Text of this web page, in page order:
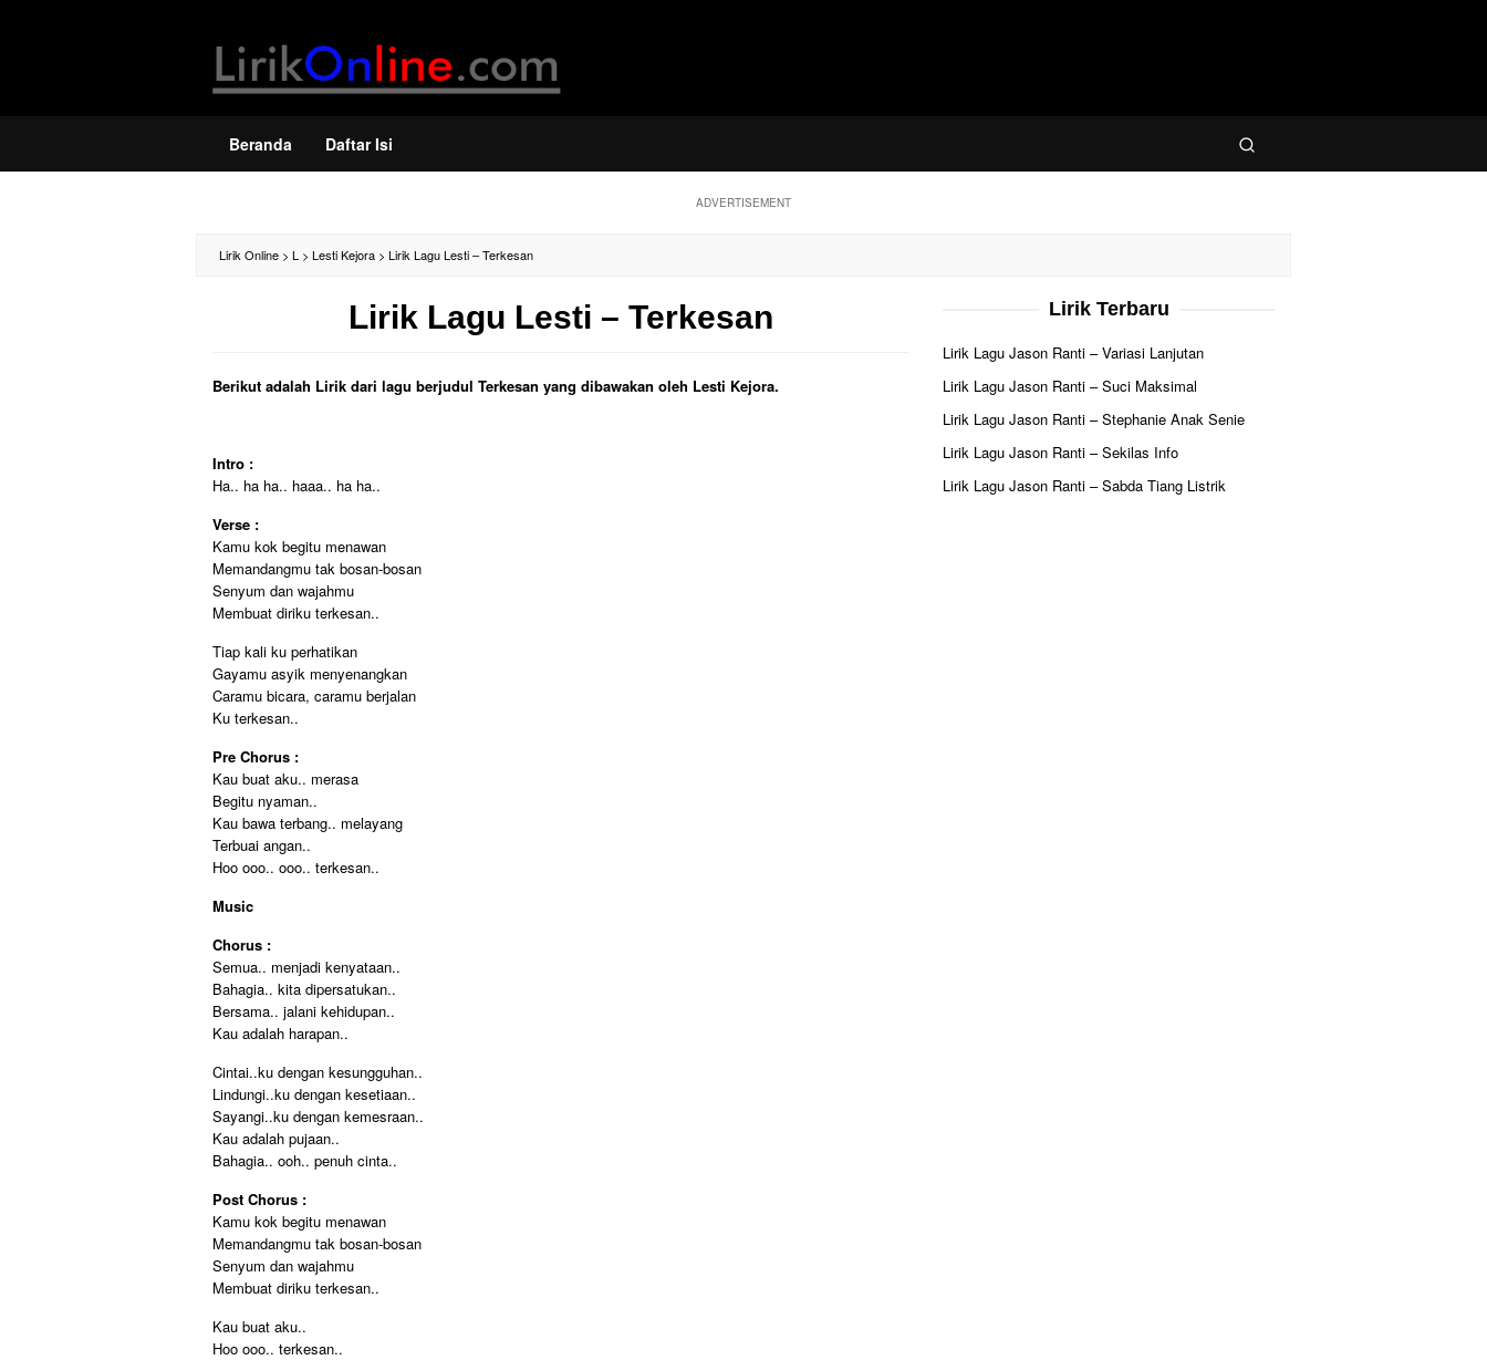
Beranda Daftar Isi
ADVERTISEMENT
Lirik Online > L > Lesti Kejora > Lirik Lagu Lesti – Terkesan
Lirik Lagu Lesti – Terkesan
Berikut adalah Lirik dari lagu berjudul Terkesan yang dibawakan oleh Lesti Kejora.
Intro :
Ha.. ha ha.. haaa.. ha ha..
Verse :
Kamu kok begitu menawan
Memandangmu tak bosan-bosan
Senyum dan wajahmu
Membuat diriku terkesan..
Tiap kali ku perhatikan
Gayamu asyik menyenangkan
Caramu bicara, caramu berjalan
Ku terkesan..
Pre Chorus :
Kau buat aku.. merasa
Begitu nyaman..
Kau bawa terbang.. melayang
Terbuai angan..
Hoo ooo.. ooo.. terkesan..
Music
Chorus :
Semua.. menjadi kenyataan..
Bahagia.. kita dipersatukan..
Bersama.. jalani kehidupan..
Kau adalah harapan..
Cintai..ku dengan kesungguhan..
Lindungi..ku dengan kesetiaan..
Sayangi..ku dengan kemesraan..
Kau adalah pujaan..
Bahagia.. ooh.. penuh cinta..
Post Chorus :
Kamu kok begitu menawan
Memandangmu tak bosan-bosan
Senyum dan wajahmu
Membuat diriku terkesan..
Kau buat aku..
Hoo ooo.. terkesan..
Lirik Terbaru
Lirik Lagu Jason Ranti – Variasi Lanjutan
Lirik Lagu Jason Ranti – Suci Maksimal
Lirik Lagu Jason Ranti – Stephanie Anak Senie
Lirik Lagu Jason Ranti – Sekilas Info
Lirik Lagu Jason Ranti – Sabda Tiang Listrik